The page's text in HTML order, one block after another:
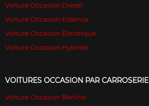
Voiture Occasion Diesel
Voiture Occasion Essence
Voiture Occasion Electrique
Voiture Occasion Hybride
VOITURES OCCASION PAR CARROSERIE
Voiture Occasion Berline